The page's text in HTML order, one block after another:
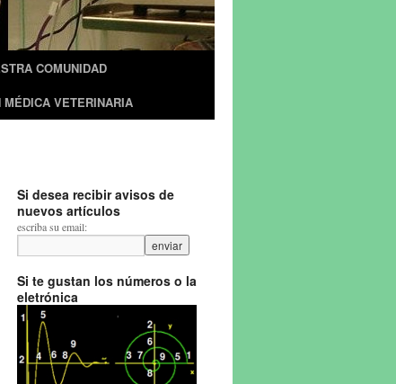
COMUNIDAD
VETERINARIA
Si desea recibir avisos de
nuevos artículos
escriba su email:
Si te gustan los números o la
eletrónica